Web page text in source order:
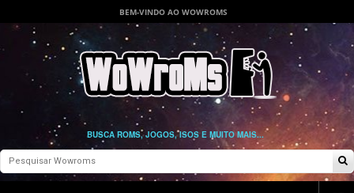
BEM-VINDO AO WOWROMS
BUSCA ROMS, JOGOS, ISOS E MUITO MAIS...